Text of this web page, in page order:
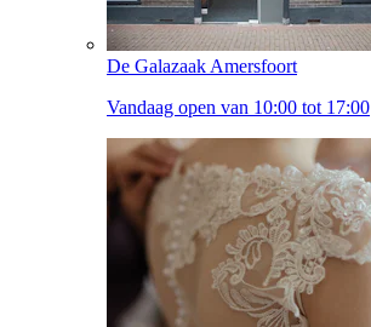
De Galazaak Amersfoort
Vandaag open van 10:00 tot 17:00